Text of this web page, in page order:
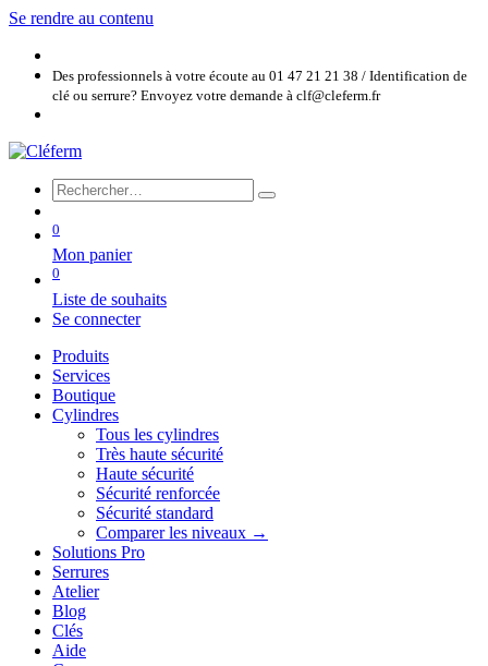
Se rendre au contenu
Des professionnels à votre écoute au 01 47 21 21 38 / Identification de
clé ou serrure? Envoyez votre demande à clf@cleferm.fr
0
Mon panier
0
Liste de souhaits
Se connecter
Produits
Services
Boutique
Cylindres
Tous les cylindres
Très haute sécurité
Haute sécurité
Sécurité renforcée
Sécurité standard
Comparer les niveaux →
Solutions Pro
Serrures
Atelier
Blog
Clés
Aide